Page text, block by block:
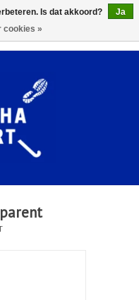
Is dat akkoord?
Ja
cookies »